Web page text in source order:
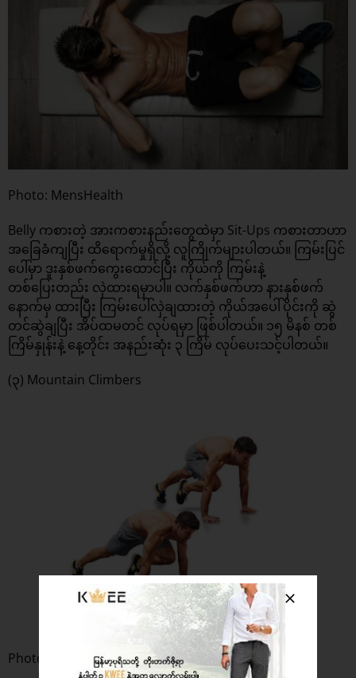
Photo: MensHealth
Belly ကစားတဲ့ အားကစားနည်းတွေထဲမှာ Sit-Ups ကစားတာဟာ
အခြေခံကျပြီး ထိရောက်မှုရှိလို့ လူကြိုက်များပါတယ်။ ကြမ်းပြင်
ပေါ်မှာ ဒူးနှစ်ဖက်ကွေးထောင်ပြီး ကိုယ်ကို ကြမ်းနဲ့
တစ်ပြေးတည်း လှဲထားရမှာပါ။ လက်နှစ်ဖက်ဟာ နားနှစ်ဖက်
နောက်မှ ထားပြီး ကြမ်းပေါ်လှဲချထားတဲ့ ကိုယ်အပေါ်ပိုင်းကို ဆွဲ
တင်ဆွဲချပြီး အိပ်ထမတင် လုပ်ရမှာ ဖြစ်ပါတယ်။ ၁၅ မိနစ် တစ်
ကြိမ်နှုန်းနဲ့ နေ့တိုင်း အနည်းဆုံး ၃ ကြိမ် လုပ်ပေးသင့်ပါတယ်။
(၃) Mountain Climbers
Photo: WorkoutBox